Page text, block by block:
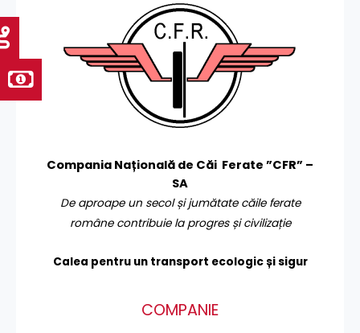
Compania Națională de Căi Ferate ”CFR” –
SA
De aproape un secol și jumătate căile ferate
române contribuie la progres și civilizație
Calea pentru un transport ecologic și sigur
COMPANIE